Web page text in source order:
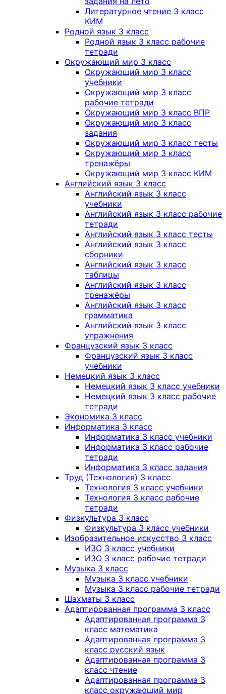
Литературное чтение 3 класс
КИМ
Родной язык 3 класс
Родной язык 3 класс рабочие
тетради
Окружающий мир 3 класс
Окружающий мир 3 класс
учебники
Окружающий мир 3 класс
рабочие тетради
Окружающий мир 3 класс ВПР
Окружающий мир 3 класс
задания
Окружающий мир 3 класс тесты
Окружающий мир 3 класс
тренажёры
Окружающий мир 3 класс КИМ
Английский язык 3 класс
Английский язык 3 класс
учебники
Английский язык 3 класс рабочие
тетради
Английский язык 3 класс тесты
Английский язык 3 класс
сборники
Английский язык 3 класс
таблицы
Английский язык 3 класс
тренажёры
Английский язык 3 класс
грамматика
Английский язык 3 класс
упражнения
Французский язык 3 класс
Французский язык 3 класс
учебники
Немецкий язык 3 класс
Немецкий язык 3 класс учебники
Немецкий язык 3 класс рабочие
тетради
Экономика 3 класс
Информатика 3 класс
Информатика 3 класс учебники
Информатика 3 класс рабочие
тетради
Информатика 3 класс задания
Труд (Технология) 3 класс
Технология 3 класс учебники
Технология 3 класс рабочие
тетради
Физкультура 3 класс
Физкультура 3 класс учебники
Изобразительное искусство 3 класс
ИЗО 3 класс учебники
ИЗО 3 класс рабочие тетради
Музыка 3 класс
Музыка 3 класс учебники
Музыка 3 класс рабочие тетради
Шахматы 3 класс
Адаптированная программа 3 класс
Адаптированная программа 3
класс математика
Адаптированная программа 3
класс русский язык
Адаптированная программа 3
класс чтение
Адаптированная программа 3
класс окружающий мир